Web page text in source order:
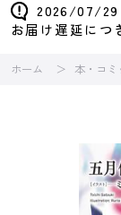
2026/07/29
お届け遅延につ
ホーム 本・コ